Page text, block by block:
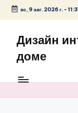
Перейти
содержимому
вс, 9 авг. 2026 г.-
Дизайн
доме